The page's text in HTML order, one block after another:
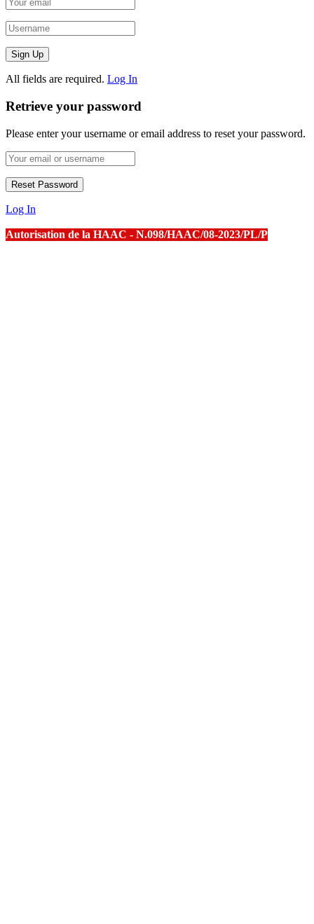
All fields are required. Log In
Retrieve your password
Please enter your username or email address to reset your password.
Log In
Autorisation de la HAAC - N.098/HAAC/08-2023/PL/P